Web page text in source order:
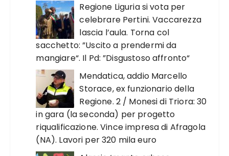
Regione Liguria si vota per
celebrare Pertini. Vaccarezza
lascia l’aula. Torna col
sacchetto: ”Uscito a prendermi da
mangiare“. Il Pd: ”Disgustoso affronto“
Mendatica, addio Marcello
Storace, ex funzionario della
Regione. 2 / Monesi di Triora: 30
in gara (la seconda) per progetto
riqualificazione. Vince impresa di Afragola
(NA). Lavori per 320 mila euro